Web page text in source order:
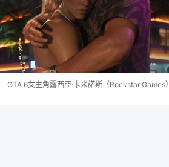
GTA 6女主角露西亞·卡米諾斯（Rockstar Games）